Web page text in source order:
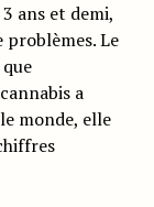
ans et demi,
problèmes. Le
a
monde, elle